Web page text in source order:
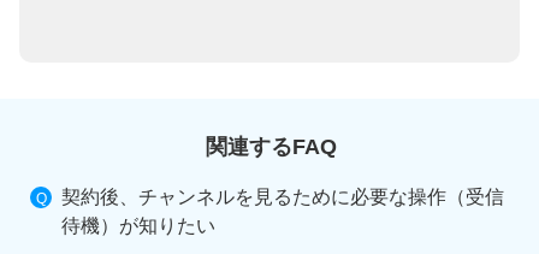
関連するFAQ
契約後、チャンネルを見るために必要な操作（受信
待機）が知りたい